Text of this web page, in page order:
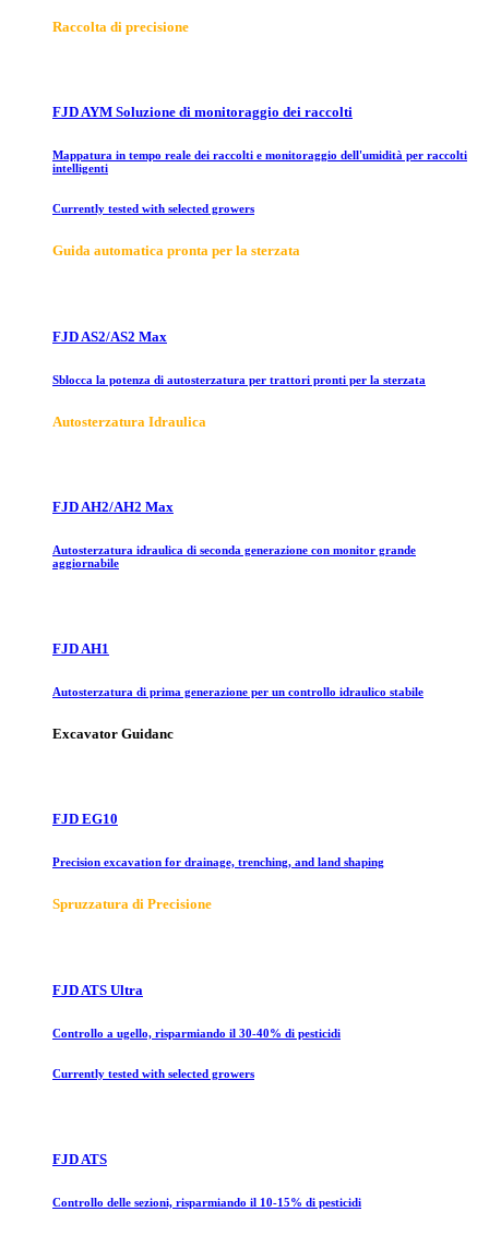
Raccolta di precisione
FJD AYM Soluzione di monitoraggio dei raccolti
Mappatura in tempo reale dei raccolti e monitoraggio dell'umidità per raccolti
intelligenti
Currently tested with selected growers
Guida automatica pronta per la sterzata
FJD AS2/AS2 Max
Sblocca la potenza di autosterzatura per trattori pronti per la sterzata
Autosterzatura Idraulica
FJD AH2/AH2 Max
Autosterzatura idraulica di seconda generazione con monitor grande
aggiornabile
FJD AH1
Autosterzatura di prima generazione per un controllo idraulico stabile
Excavator Guidanc
FJD EG10
Precision excavation for drainage, trenching, and land shaping
Spruzzatura di Precisione
FJD ATS Ultra
Controllo a ugello, risparmiando il 30-40% di pesticidi
Currently tested with selected growers
FJD ATS
Controllo delle sezioni, risparmiando il 10-15% di pesticidi